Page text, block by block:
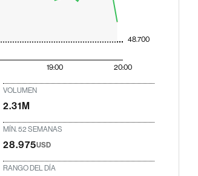
19:00 20:00
48.700
VOLUMEN
2.31M
MÍN. 52 SEMANAS
28.975USD
RANGO DEL DÍA